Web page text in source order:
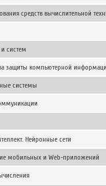
средств вычислительной
систем
защиты компьютерной
системы
Нейронные сети
мобильных и Web-приложений